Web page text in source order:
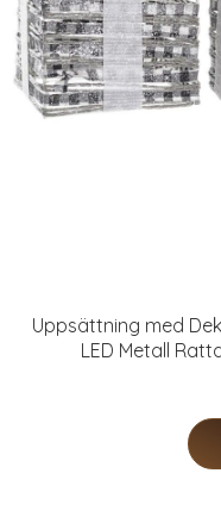
Uppsättning med
LED Metall